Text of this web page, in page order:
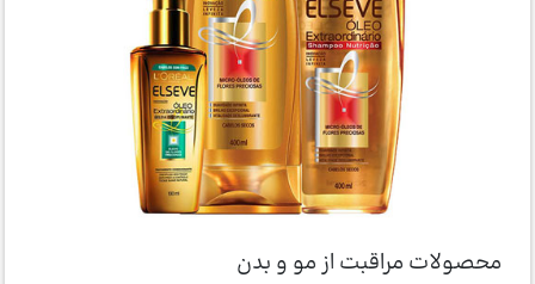
محصولات مراقبت از مو و بدن